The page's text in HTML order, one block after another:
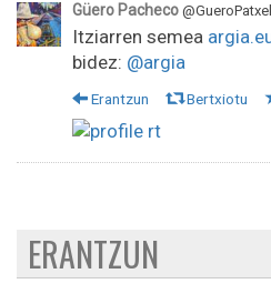
Güero Pacheco
Itziarren semea
bidez: @argia
Erantzun Bertxiotu
ERANTZUN